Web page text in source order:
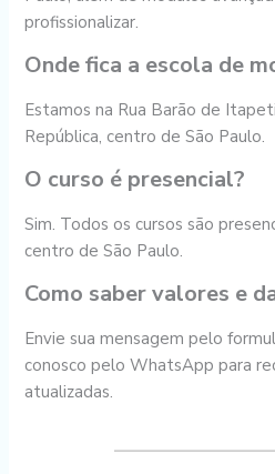
profissionalizar.
Onde fica a escola de
Estamos na Rua Barão de
República, centro de São Paulo.
O curso é presencial?
Sim. Todos os cursos são
centro de São Paulo.
Como saber valores e
Envie sua mensagem pelo
conosco pelo WhatsApp para
atualizadas.